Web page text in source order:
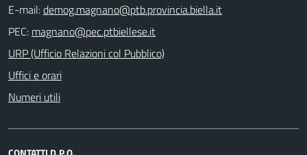
E-mail:
PEC:
URP (Ufficio Relazioni col Pubblico)
Uffici e orari
Numeri utili